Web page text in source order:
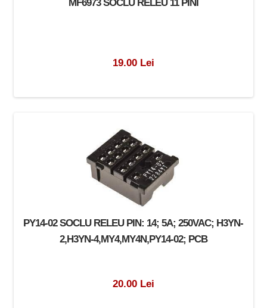
19.00 Lei
PY14-02 SOCLU RELEU PIN: 14; 5A; 250VAC; H3YN-
2,H3YN-4,MY4,MY4N,PY14-02; PCB
20.00 Lei